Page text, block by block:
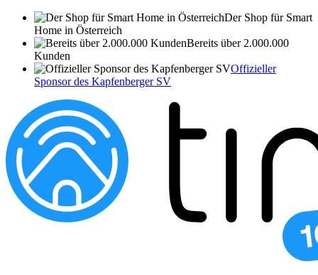
Der Shop für Smart
Home in Österreich
Bereits über 2.000.000
Kunden
Offizieller
Sponsor des Kapfenberger SV